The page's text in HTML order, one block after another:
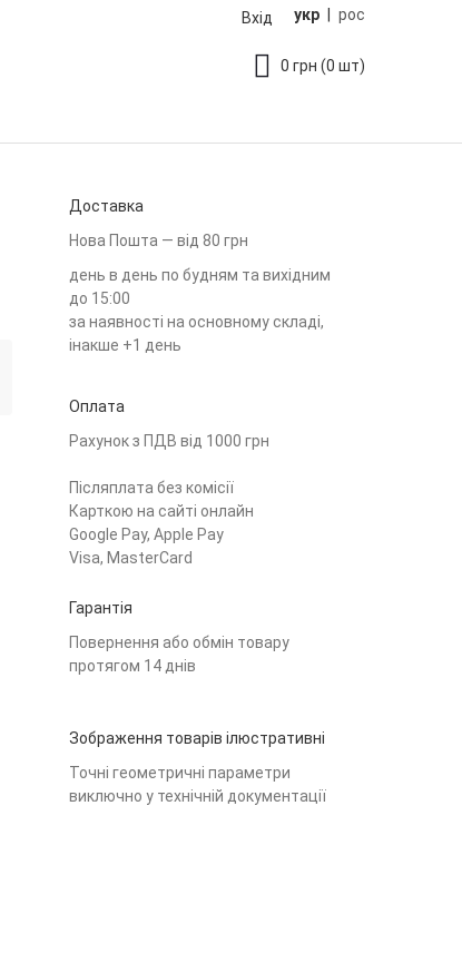
укр рос
Вхід
0 грн (0 шт)
Доставка
Нова Пошта — від 80 грн
день в день по будням та вихідним
до 15:00
за наявності на основному складі,
інакше +1 день
Оплата
Рахунок з ПДВ від 1000 грн
Післяплата без комісії
Карткою на сайті онлайн
Google Pay, Apple Pay
Visa, MasterCard
Гарантія
Повернення або обмін товару
протягом 14 днів
Зображення товарів ілюстративні
Точні геометричні параметри
виключно у технічній документації